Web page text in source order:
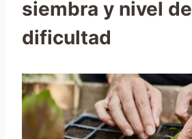
siembra y nivel de
dificultad